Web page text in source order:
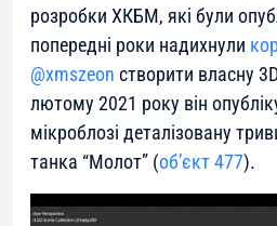
розробки ХКБМ, які були
попередні роки надихнули
@xmszeon створити власну
лютому 2021 року він
мікроблозі деталізовану
танка “Молот” (об’єкт 477).